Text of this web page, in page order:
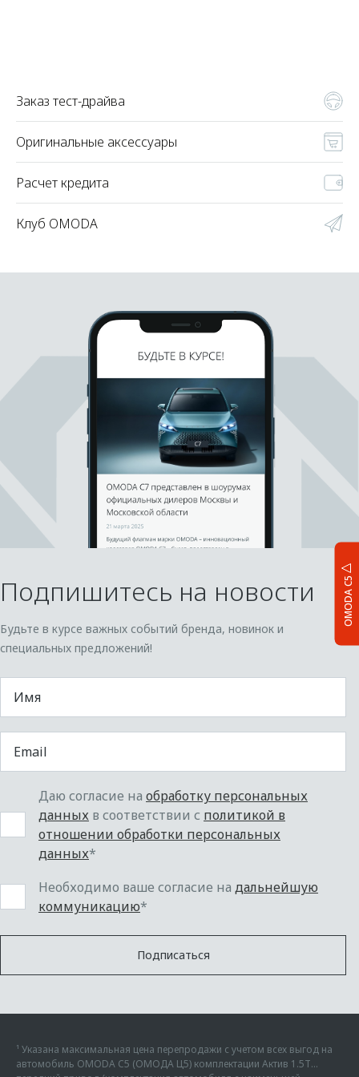
OMODA C5
Заказ тест-драйва
Оригинальные аксессуары
Расчет кредита
Клуб OMODA
Подпишитесь на новости
Будьте в курсе важных событий бренда, новинок и
специальных предложений!
Даю согласие на обработку персональных
данных в соответствии с политикой в
отношении обработки персональных
данных*
Необходимо ваше согласие на дальнейшую
коммуникацию*
Подписаться
¹ Указана максимальная цена перепродажи с учетом всех выгод на
автомобиль OMODA C5 (ОМОДА Ц5) комплектации Актив 1.5Т